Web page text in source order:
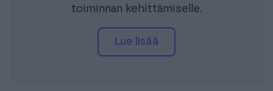
toiminnan kehittämiselle.
lue lisää